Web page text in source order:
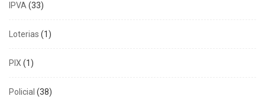
IPVA(33)
Loterias (1)
PIX (1)
Policial (38)